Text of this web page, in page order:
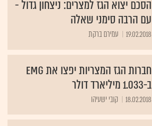
הסכם יצוא הגז למצרים: ניצחון גדול -
עם הרבה סימני שאלה
19.02.2018 עמירם ברקת
חברות הגז המצריות יפצו את EMG
ב-1.033 מיליארד דולר
18.02.2018 קובי ישעיהו